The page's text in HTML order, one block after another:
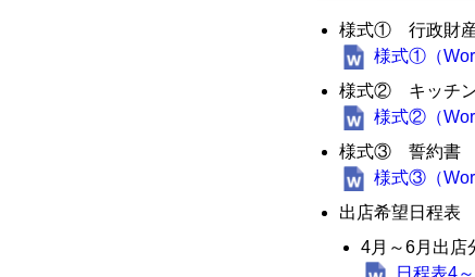
様式① 行政財産
様式①（
様式② キッチン
様式②（
様式③ 誓約書
様式③（
出店希望日程表
4月～6月出店
日程表4